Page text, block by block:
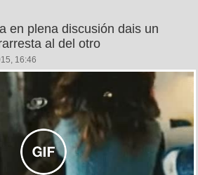
en plena discusión dais un
al del otro
16:46